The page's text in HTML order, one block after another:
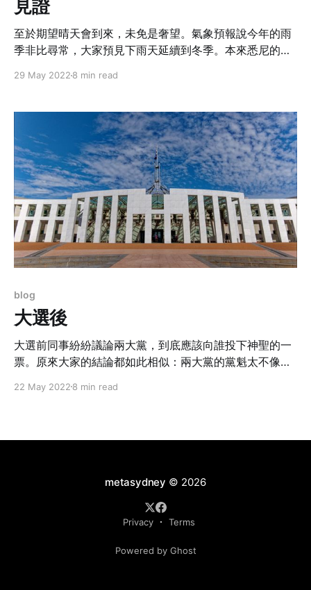
見證
至於期望晴天會到來，未免是奢望。氣象預報說今年的雨
季非比尋常，大家預見下雨天延續到冬季。本來悉尼的雨
就享受一個藍天。
29 May 2022 8 min read
blog
大選後
大選前同事紛紛議論兩大黨，到底應該向誰投下神聖的一
票。原來大家的結論都如此相似：兩大黨的黨魁太不像
變了一向投票給大黨的習慣。
22 May 2022 8 min read
metasydney © 2026
Privacy Terms
Powered by Ghost